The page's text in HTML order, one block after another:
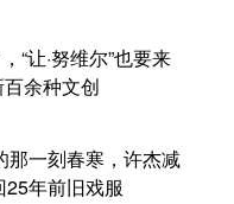
“让·努维尔”也要来
余种文创
那一刻春寒，许杰减
年前旧戏服